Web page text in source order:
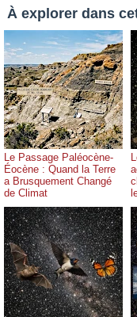
À explorer dans
Le Passage Paléocène-
Éocène : Quand la Terre
a Brusquement Changé
de Climat